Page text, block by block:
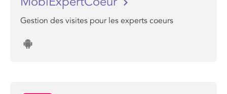
Gestion des visites pour les experts coeurs